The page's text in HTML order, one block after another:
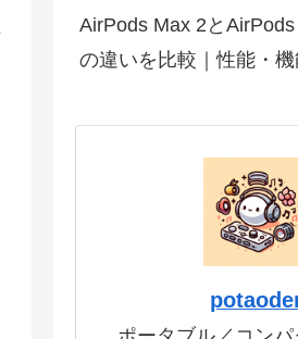
AirPods Max 2と
の違いを比較｜性能・機